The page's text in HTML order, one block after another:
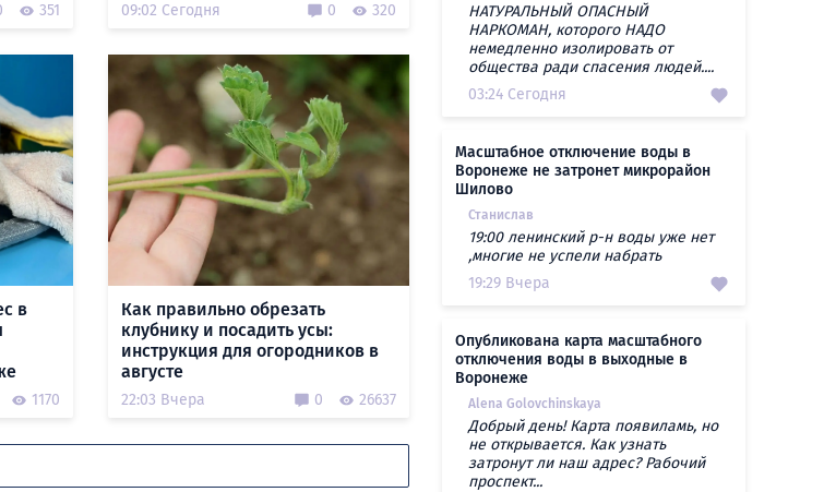
351 09:02 Сегодня 0 320
в
1170
Как правильно обрезать
клубнику и посадить усы:
инструкция для огородников в
августе
22:03 Вчера 0 26637
НАТУРАЛЬНЫЙ ОПАСНЫЙ
НАРКОМАН, которого НАДО
немедленно изолировать от
общества ради спасения людей....
03:24 Сегодня
Масштабное отключение воды в
Воронеже не затронет микрорайон
Шилово
Станислав
19:00 ленинский р-н воды уже нет
,многие не успели набрать
19:29 Вчера
Опубликована карта масштабного
отключения воды в выходные в
Воронеже
Alena Golovchinskaya
Добрый день! Карта появиламь, но
не открывается. Как узнать
затронут ли наш адрес? Рабочий
проспект...